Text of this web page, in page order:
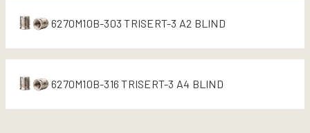
6270M10B-303 TRISERT-3 A2 BLIND
6270M10B-316 TRISERT-3 A4 BLIND